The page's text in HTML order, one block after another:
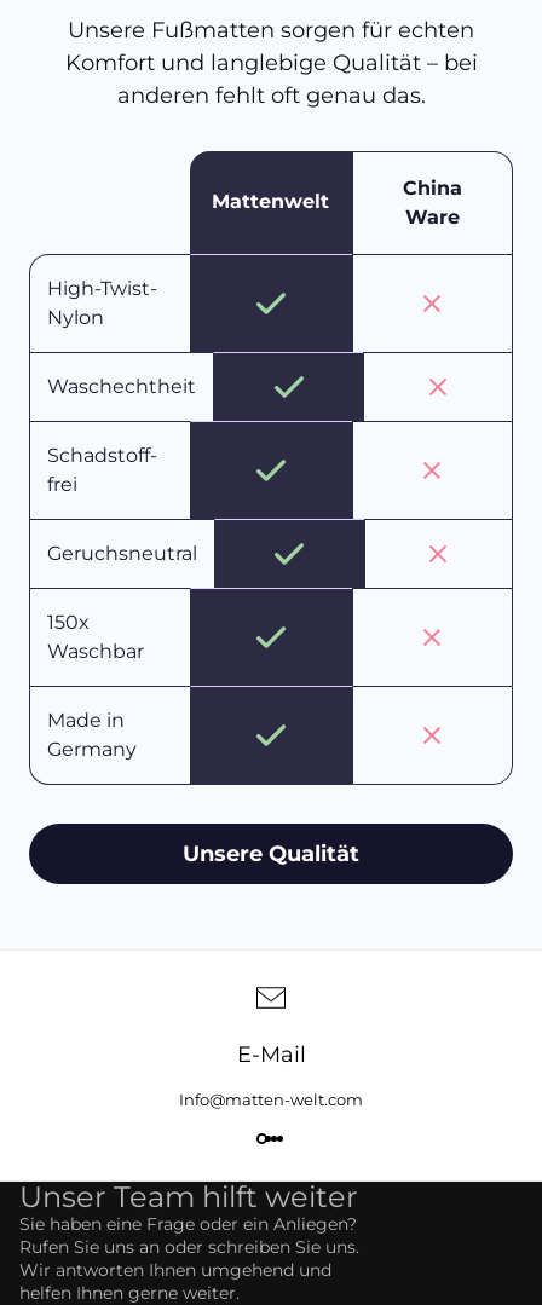
Unsere Fußmatten sorgen für echten
Komfort und langlebige Qualität – bei
anderen fehlt oft genau das.
Mattenwelt
China
Ware
High-Twist-
Nylon
Waschechtheit
Schadstoff-
frei
Geruchsneutral
150x
Waschbar
Made in
Germany
Unsere Qualität
E-Mail
Info@matten-welt.com
Unser Team hilft weiter
Sie haben eine Frage oder ein Anliegen?
Rufen Sie uns an oder schreiben Sie uns.
Wir antworten Ihnen umgehend und
helfen Ihnen gerne weiter.